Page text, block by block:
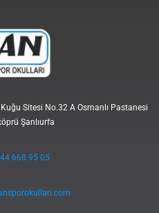
Sitesi No.32 A Osmanlı Pastanesi
Şanlıurfa
668 95 05